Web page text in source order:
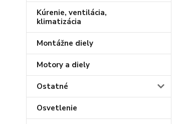
Kúrenie, ventilácia,
klimatizácia
Montážne diely
Motory a diely
Ostatné
Osvetlenie